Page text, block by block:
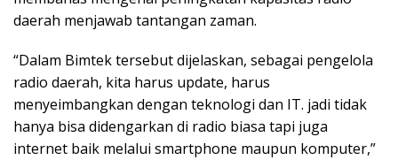
daerah menjawab tantangan zaman.
“Dalam Bimtek tersebut dijelaskan, sebagai pengelola
radio daerah, kita harus update, harus
menyeimbangkan dengan teknologi dan IT. jadi tidak
hanya bisa didengarkan di radio biasa tapi juga
internet baik melalui smartphone maupun komputer,”